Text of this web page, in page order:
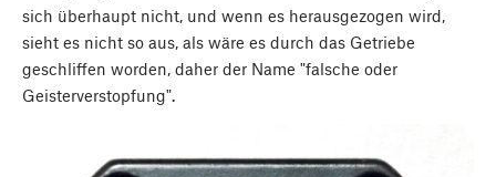
sich überhaupt nicht, und wenn es herausgezogen wird,
sieht es nicht so aus, als wäre es durch das Getriebe
geschliffen worden, daher der Name "falsche oder
Geisterverstopfung".